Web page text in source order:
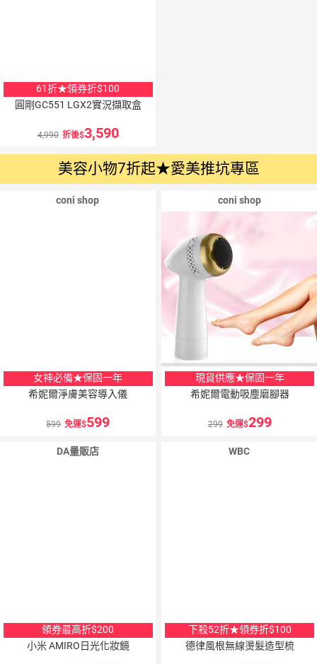
61折★領券折$100
圓剛GC551 LGX2實況擷取盒
4,990 折後 3,590
美容小物7折起★愛美推坑專區
coni shop
女神必備★保固一年
希妮爾淨膚美容導入儀
599 免運 599
coni shop
現貨供應★保固一年
希妮爾電動吸塵磨腳器
299 免運 299
DA量販店
領券最高折$200
小米 AMIRO日光化妝鏡
WBC
下殺52折★領券折$100
德律風根無線燙髮造型梳